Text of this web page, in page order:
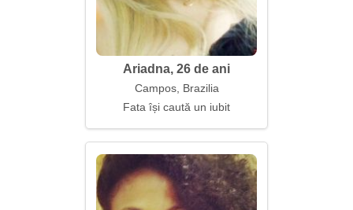
Ariadna, 26 de ani
Campos, Brazilia
Fata își caută un iubit